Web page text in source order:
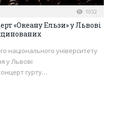
1032
«Океану Ельзи» у Львові
національного університету
у Львові
гурту…